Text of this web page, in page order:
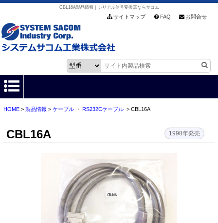
CBL16A製品情報｜シリアル信号変換器ならサコム
サイトマップ FAQ お問合せ
HOME
お客様サポート
HOME> 製品情報 > ケーブル・ RS232Cケーブル> CBL16A
CBL16A 1998年発売